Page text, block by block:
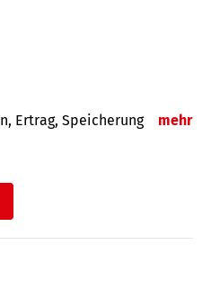
Ertrag, Speicherung mehr